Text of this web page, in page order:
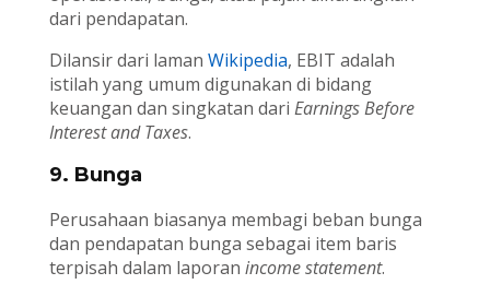
dari pendapatan.
Dilansir dari laman Wikipedia, EBIT adalah
istilah yang umum digunakan di bidang
keuangan dan singkatan dari Earnings Before
Interest and Taxes.
9. Bunga
Perusahaan biasanya membagi beban bunga
dan pendapatan bunga sebagai item baris
terpisah dalam laporan income statement.